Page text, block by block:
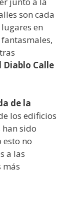
son cada
en
Diablo Calle
de la
los edificios
han sido
esto no
a las
más